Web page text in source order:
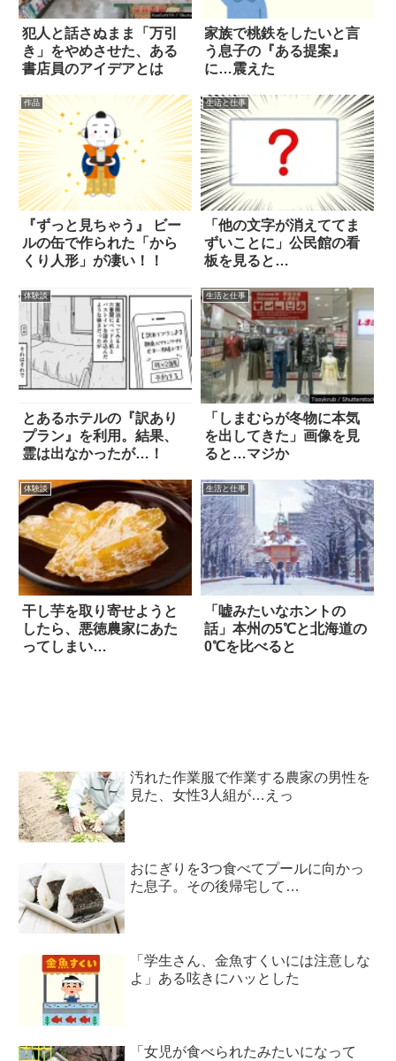
犯人と話さぬまま「万引
き」をやめさせた、ある
書店員のアイデアとは
家族で桃鉄をしたいと言
う息子の『ある提案』
に…震えた
作品
『ずっと見ちゃう』 ビー
ルの缶で作られた「から
くり人形」が凄い！！
生活と仕事
「他の文字が消えててま
ずいことに」公民館の看
板を見ると…
体験談
とあるホテルの『訳あり
プラン』を利用。結果、
霊は出なかったが…！
生活と仕事
「しまむらが冬物に本気
を出してきた」画像を見
ると…マジか
体験談
干し芋を取り寄せようと
したら、悪徳農家にあた
ってしまい…
生活と仕事
「嘘みたいなホントの
話」本州の5℃と北海道の
0℃を比べると
汚れた作業服で作業する農家の男性を
見た、女性3人組が…えっ
おにぎりを3つ食べてプールに向かっ
た息子。その後帰宅して…
「学生さん、金魚すくいには注意しな
よ」ある呟きにハッとした
「女児が食べられたみたいになって